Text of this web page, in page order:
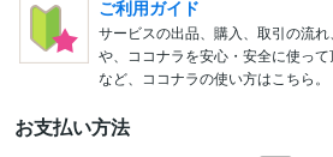
ご利用ガイド
サービスの出品、購入、取引の流
や、ココナラを安心・安全に使っ
など、ココナラの使い方はこちら。
お支払い方法